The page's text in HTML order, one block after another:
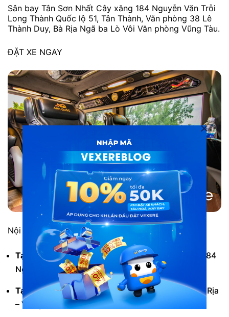
Sân bay Tân Sơn Nhất Cây xăng 184 Nguyễn Văn Trỗi
Long Thành Quốc lộ 51, Tân Thành, Văn phòng 38 Lê
Thành Duy, Bà Rịa Ngã ba Lò Vôi Văn phòng Vũng Tàu.
ĐẶT XE NGAY
Nội thất hãng xe Anh Quốc Vũng Tàu
Tại Sài Gòn:Sân bay Tân Sơn Nhất và Cây xăng 184
Nguyễn Văn Trỗi.
Tại Vũng Tàu:108 Lê Hồng Phong, Vũng Tàu, Bà Rịa
– Vũng Tàu.